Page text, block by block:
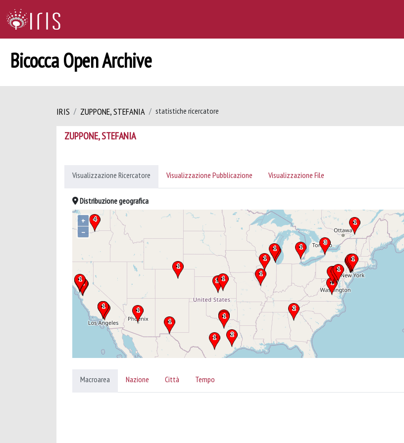
Bicocca Open Archive
IRIS ZUPPONE, STEFANIA statistiche ricercatore
ZUPPONE, STEFANIA
Visualizzazione Ricercatore Visualizzazione Pubblicazione Visualizzazione File
Distribuzione geografica
+
–
Macroarea Nazione Città Tempo